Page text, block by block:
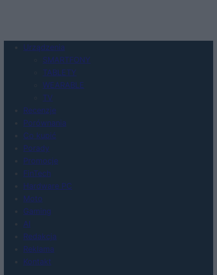
Urządzenia
SMARTFONY
TABLETY
WEARABLE
TV
Recenzje
Porównania
Co kupić
Porady
Promocje
FinTech
Hardware PC
Moto
Gaming
AI
Redakcja
Reklama
Kontakt